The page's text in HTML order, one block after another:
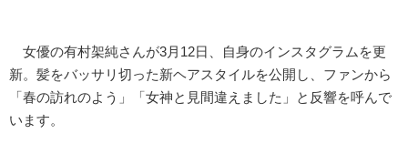
女優の有村架純さんが3月12日、自身のインスタグラムを更
新。髪をバッサリ切った新ヘアスタイルを公開し、ファンから
「春の訪れのよう」「女神と見間違えました」と反響を呼んで
います。